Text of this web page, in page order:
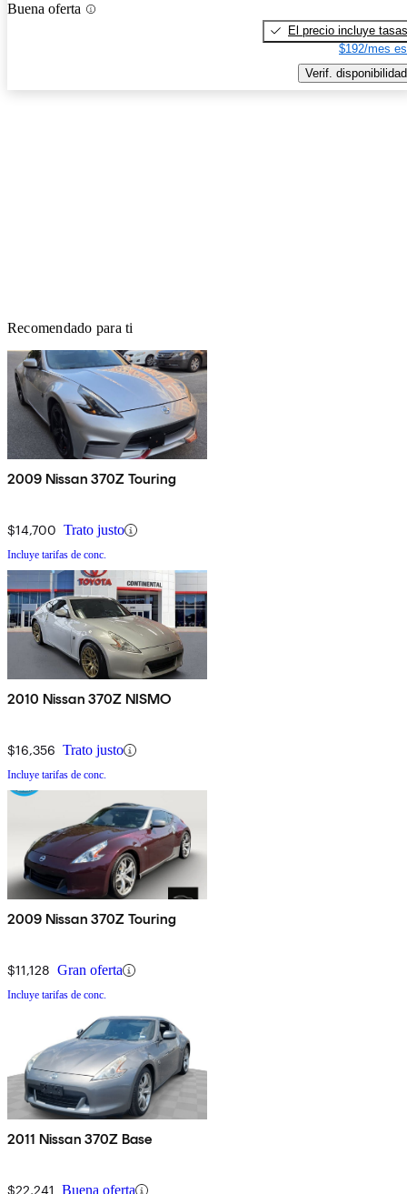
Buena oferta
El precio incluye tasas
$192/mes
Verif. disponibilidad
Recomendado para ti
2009 Nissan 370Z Touring
$14,700 Trato justo
Incluye tarifas de conc.
2010 Nissan 370Z NISMO
$16,356 Trato justo
Incluye tarifas de conc.
2009 Nissan 370Z Touring
$11,128 Gran oferta
Incluye tarifas de conc.
2011 Nissan 370Z Base
$22,241 Buena oferta